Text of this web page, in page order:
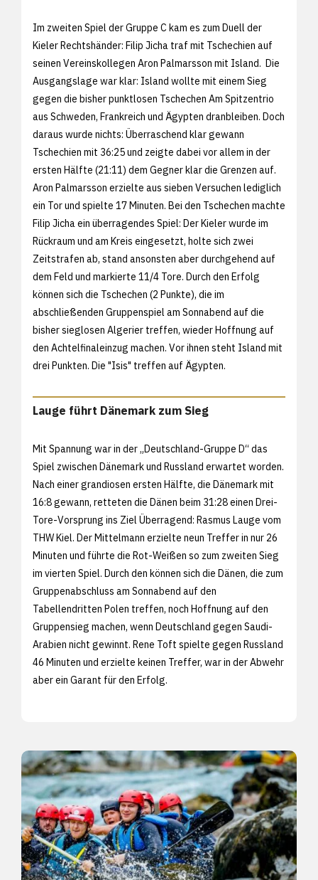
Im zweiten Spiel der Gruppe C kam es zum Duell der
Kieler Rechtshänder: Filip Jicha traf mit Tschechien auf
seinen Vereinskollegen Aron Palmarsson mit Island. Die
Ausgangslage war klar: Island wollte mit einem Sieg
gegen die bisher punktlosen Tschechen Am Spitzentrio
aus Schweden, Frankreich und Ägypten dranbleiben. Doch
daraus wurde nichts: Überraschend klar gewann
Tschechien mit 36:25 und zeigte dabei vor allem in der
ersten Hälfte (21:11) dem Gegner klar die Grenzen auf.
Aron Palmarsson erzielte aus sieben Versuchen lediglich
ein Tor und spielte 17 Minuten. Bei den Tschechen machte
Filip Jicha ein überragendes Spiel: Der Kieler wurde im
Rückraum und am Kreis eingesetzt, holte sich zwei
Zeitstrafen ab, stand ansonsten aber durchgehend auf
dem Feld und markierte 11/4 Tore. Durch den Erfolg
können sich die Tschechen (2 Punkte), die im
abschließenden Gruppenspiel am Sonnabend auf die
bisher sieglosen Algerier treffen, wieder Hoffnung auf
den Achtelfinaleinzug machen. Vor ihnen steht Island mit
drei Punkten. Die "Isis" treffen auf Ägypten.
Lauge führt Dänemark zum Sieg
Mit Spannung war in der „Deutschland-Gruppe D“ das
Spiel zwischen Dänemark und Russland erwartet worden.
Nach einer grandiosen ersten Hälfte, die Dänemark mit
16:8 gewann, retteten die Dänen beim 31:28 einen Drei-
Tore-Vorsprung ins Ziel Überragend: Rasmus Lauge vom
THW Kiel. Der Mittelmann erzielte neun Treffer in nur 26
Minuten und führte die Rot-Weißen so zum zweiten Sieg
im vierten Spiel. Durch den können sich die Dänen, die zum
Gruppenabschluss am Sonnabend auf den
Tabellendritten Polen treffen, noch Hoffnung auf den
Gruppensieg machen, wenn Deutschland gegen Saudi-
Arabien nicht gewinnt. Rene Toft spielte gegen Russland
46 Minuten und erzielte keinen Treffer, war in der Abwehr
aber ein Garant für den Erfolg.